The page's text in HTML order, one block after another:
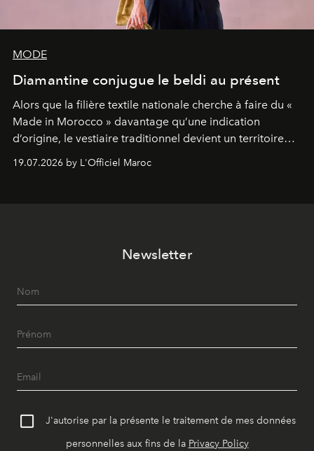
MODE
Diamantine conjugue le beldi au présent
Alors que la filière textile nationale cherche à faire du «
Made in Morocco » davantage qu’une indication
d’origine, le vestiaire traditionnel devient un territoire
d’expérimentation. Avec Néo Beldi, Diamantine en
révise les proportions et les usages pour l’inscrire dans
19.07.2026 by L'Officiel Maroc
Newsletter
J'autorise par la présente le traitement de mes données
personnelles aux fins de la Privacy Policy